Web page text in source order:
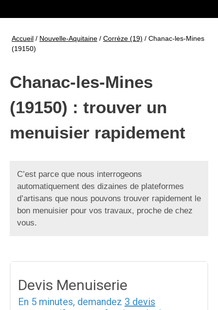
Accueil / Nouvelle-Aquitaine / Corrèze (19) / Chanac-les-Mines
(19150)
Chanac-les-Mines
(19150) : trouver un
menuisier rapidement
C’est parce que nous interrogeons
automatiquement des dizaines de plateformes
d’artisans que nous pouvons trouver rapidement le
bon menuisier pour vos travaux, proche de chez
vous.
Devis Menuiserie
En 5 minutes, demandez 3 devis